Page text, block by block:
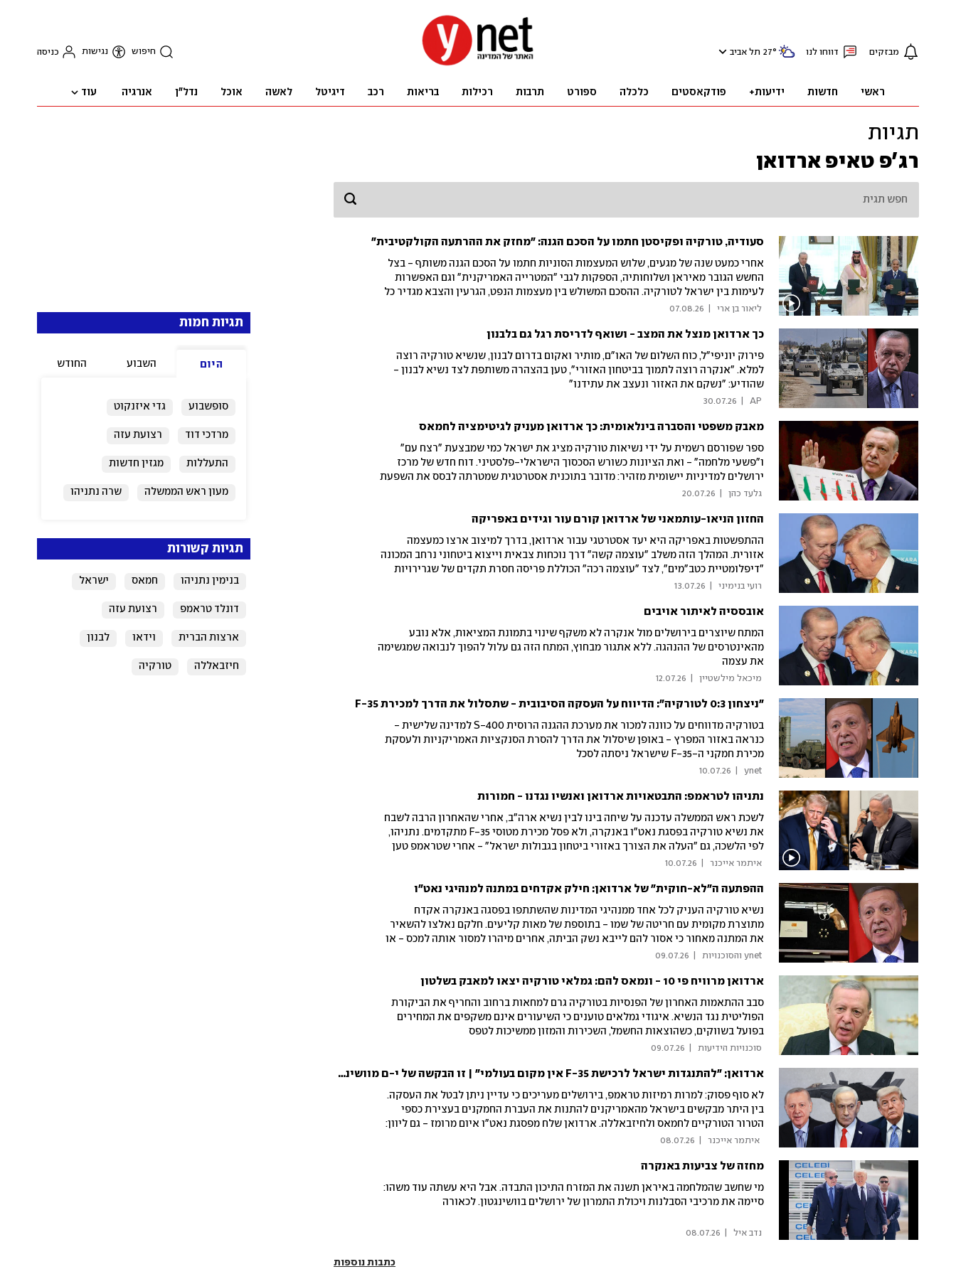
מבזקים דווחו לנו 27° תל אביב חיפוש נגישות כניסה
ראשי חדשות ידיעות+ פודקאסטים כלכלה ספורט תרבות רכילות בריאות רכב דיגיטל לאשה אוכל נדל"ן אנרגיה עוד
תגיות
רג'פ טאיפ ארדואן
סעודיה, טורקיה ופקיסטן חתמו על הסכם הגנה: "מחזק את ההרתעה הקולקטיבית"
אחרי כמעט שנה של מגעים, שלוש המעצמות הסוניות חתמו על הסכם הגנה משותף - בצל
החשש הגובר מאיראן ושלוחותיה, הספקות לגבי "המטרייה האמריקנית" וגם האפשרות
לעימות בין ישראל לטורקיה. ההסכם המשולש בין מעצמות הנפט, הגרעין והצבא מגדיר כל
מתקפה על אחת מהן כמתקפה נגד כולן
ליאור בן ארי 07.08.26
כך ארדואן מנצל את המצב - ושואף לדריסת רגל גם בלבנון
פירוק יוניפי"ל, כוח השלום של האו"ם, מותיר ואקום בדרום לבנון, שנשיא טורקיה רוצה
למלא. "אנקרה רוצה לתמוך בביטחון האזורי", טען בהצהרה משותפת לצד נשיא לבנון -
שהודיע: "נשקם את האזור ונעצב את עתידנו"
30.07.26
מאבק משפטי והסברה בינלאומית: כך ארדואן מעניק לגיטימציה לחמאס
ספר שפורסם רשמית על ידי נשיאות טורקיה מציג את ישראל כמי שמבצעת "רצח עם"
ו"פשעי מלחמה" - ואת הציונות כשורש הסכסוך הישראלי-פלסטיני. דוח חדש של מרכז
ירושלים למדיניות יישומית מזהיר: מדובר בתוכנית אסטרטגית שמטרתה לבסס את השפעת
אנקרה בעזה, בירושלים ובמערך הביטחון הפלסטיני העתידי
גלעד כהן 20.07.26
החזון הניאו-עותמאני של ארדואן קורם עור וגידים באפריקה
ההתפשטות באפריקה היא יעד אסטרטגי עבור ארדואן, בדרך למיצוב ארצו כמעצמה
אזורית. המהלך הזה משלב "עוצמה קשה" דרך נוכחות צבאית וייצוא ביטחוני נרחב המכונה
"דיפלומטיית כטב"מים", לצד "עוצמה רכה" הכוללת פריסה חסרת תקדים של שגרירויות
וקווי תעופה, והעמקת ההשפעה התרבותית והדתית
רועי בנימיני 13.07.26
אובססיה לאיתור אויבים
המתח שיוצרים בירושלים מול אנקרה לא משקף שינוי בתמונת המציאות, אלא נובע
מהאינטרסים של ההנהגה. ללא אתגור מבחוץ, המתח הזה גם עלול להפוך לנבואה שמגשימה
את עצמה
מיכאל מילשטיין 12.07.26
"ניצחון 0:3 לטורקיה": הדיווח על העסקה הסיבובית - שתסלול את הדרך למכירת F-35
בטורקיה מדווחים על כוונה למכור את מערכת ההגנה הרוסית S-400 למדינה שלישית -
כנראה באזור המפרץ - באופן שיסלול את הדרך להסרת הסנקציות האמריקניות ולעסקת
מכירת חמקני ה-F-35 שישראל ניסתה לסכל
10.07.26
נתניהו לטראמפ: התבטאויות ארדואן ואנשיו נגדנו - חמורות
לשכת ראש הממשלה עדכנה על שיחה בינו לבין נשיא ארה"ב, אחרי שהאחרון הרבה לשבח
את נשיא טורקיה בפסגת נאט"ו באנקרה, ולא פסל מכירת מטוסי F-35 מתקדמים. נתניהו,
לפי הלשכה, גם "העלה את הצורך באזורי ביטחון בגבולות ישראל" - אחרי שטראמפ טען
שישראל רוצה לסגת מלבנון
איתמר אייכנר 10.07.26
ההפתעה ה"לא-חוקית" של ארדואן: חילק אקדחים במתנה למנהיגי נאט"ו
נשיא טורקיה העניק לכל אחד ממנהיגי המדינות שהשתתפו בפסגה באנקרה אקדח
מתוצרת מקומית עם חריטה של שמו - בתוספת של מאות קליעים. חלקם נאלצו להשאיר
את המתנה מאחור כי אסור להם לייבא נשק הביתה, אחרים מיהרו למסור אותה למכס - או
מתכוונים להעבירה למוזיאון: "אף אחד לא יירה בזה"
09.07.26
ארדואן מרוויח פי 10 - ונמאס להם: גמלאי טורקיה יצאו למאבק בשלטון
סבב ההתאמות האחרון של הפנסיות בטורקיה גרם למחאות ברחוב והחריף את הביקורת
הפוליטית נגד הנשיא. איגודי גמלאים טוענים כי השיעורים אינם משקפים את המחירים
בפועל בשווקים, כשהוצאות החשמל, השכירות והמזון ממשיכות לטפס
סוכנויות הידיעות 09.07.26
ארדואן: "להתנגדות ישראל לרכישת F-35 אין מקום בעולמי" | זו הבקשה של י-ם מוושינגטון
לא סוף פסוק: למרות רמיזות טראמפ, בירושלים מעריכים כי עדיין ניתן לבטל את העסקה.
בין היתר מבקשים בישראל מהאמריקנים להתנות את העברת החמקנים בעצירת כספי
הטרור הטורקיים לחמאס ולחיזבאללה. ארדואן שלח מפסגת נאט"ו איום מרומז - גם ליוון:
"לא היו צריכים לעשות טעות בהתנגדות לרכישה"
  איתמר אייכנר
08.07.26
מחזה של צביעות באנקרה
מי שחשב שהמלחמה באיראן תשנה את המזרח התיכון התבדה. אבל היא עשתה עוד משהו:
סיימה את מרכיבי הסבלנות ויכולת התמרון של ירושלים בוושינגטון. לכאורה
נדב איל 08.07.26
כתבות נוספות
תגיות חמות
היום השבוע החודש
סופשבוע גדי איזנקוט
מרדכי דוד רצועת עזה
התעללות מגזין חדשות
מעון ראש הממשלה שרה נתניהו
תגיות קשורות
בנימין נתניהו חמאס ישראל
דונלד טראמפ רצועת עזה
ארצות הברית וידאו לבנון
חיזבאללה טורקיה